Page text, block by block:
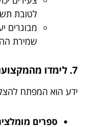
לטובת
מבוגרים
שמירת
7. לימדו מהמקצוענים
ידע הוא המפתח
ספרים